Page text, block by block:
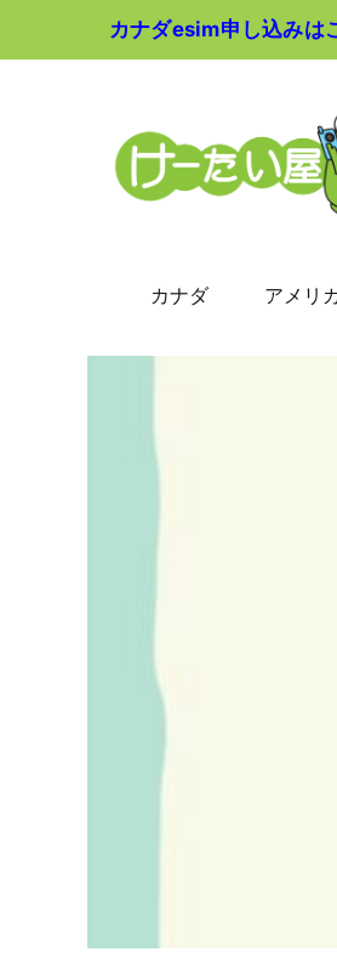
カナダesim申し込みは
カナダ アメリ